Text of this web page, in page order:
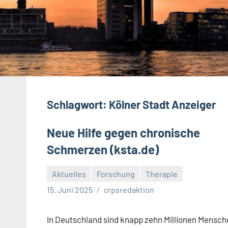
Schlagwort: Kölner Stadt Anzeiger
Neue Hilfe gegen chronische
Schmerzen (ksta.de)
Aktuelles Forschung
Therapie
15. Juni 2025
crpsredaktion
In Deutschland sind knapp zehn Millionen